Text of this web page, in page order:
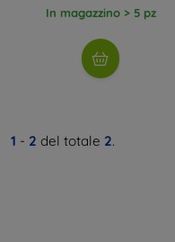
In magazzino > 5 pz
1 - 2 del totale 2.